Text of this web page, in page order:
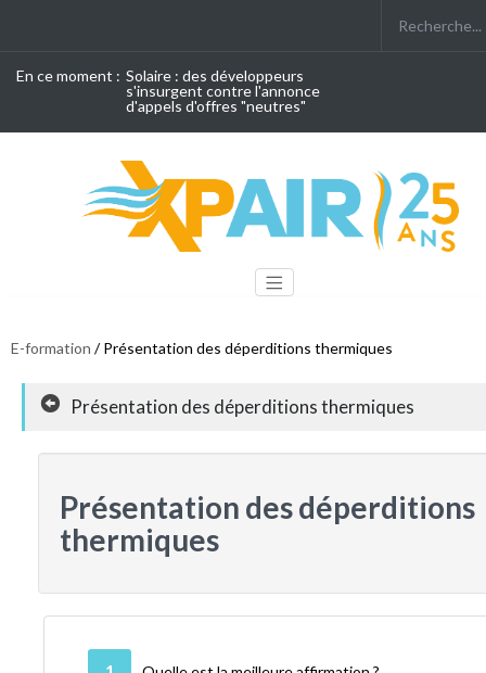
En ce moment : Solaire : des développeurs
s'insurgent contre l'annonce
d'appels d'offres "neutres"
E-formation / Présentation des déperditions thermiques
Présentation des déperditions thermiques
Présentation des déperditions
thermiques